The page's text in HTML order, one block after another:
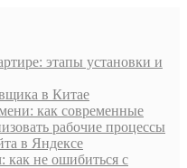
этапы установки и
в Китае
как современные
рабочие процессы
в Яндексе
как не ошибиться с